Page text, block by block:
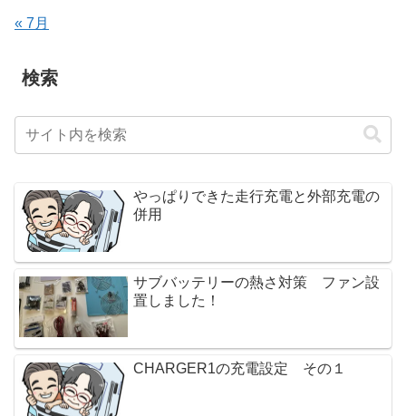
« 7月
検索
やっぱりできた走行充電と外部充電の
併用
サブバッテリーの熱さ対策 ファン設
置しました！
CHARGER1の充電設定 その１